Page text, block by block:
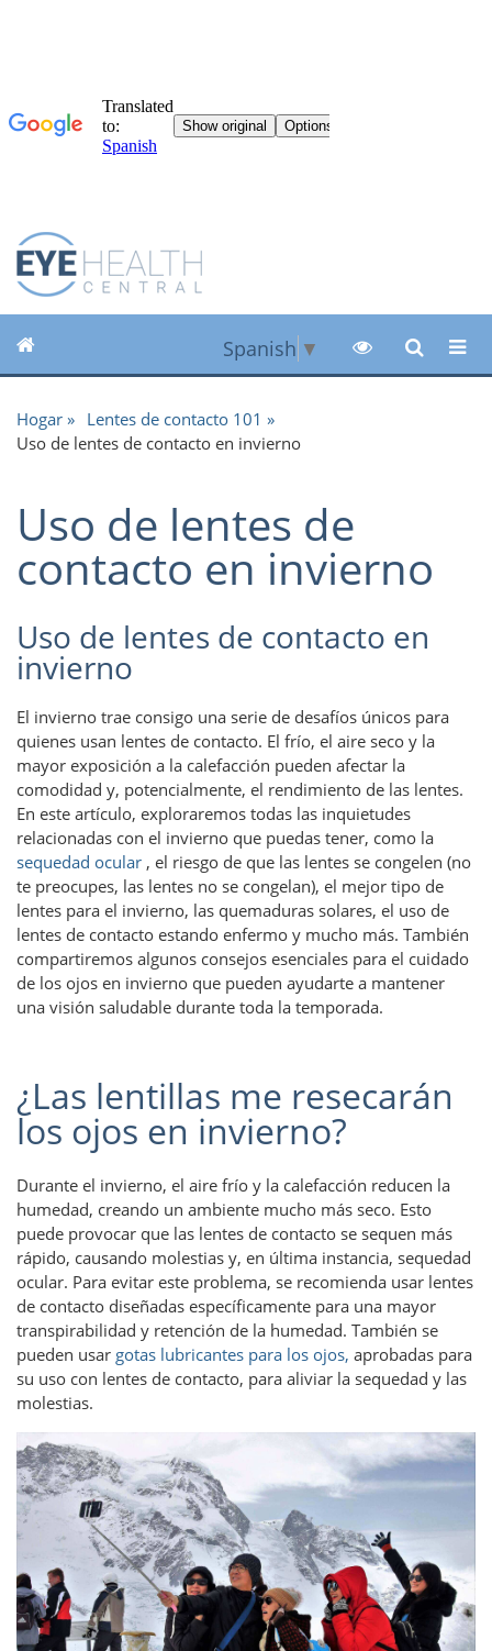
Spanish ▼
Hogar
Lentes de contacto 101
Uso de lentes de contacto en invierno
Uso de lentes de
contacto en invierno
Uso de lentes de contacto en
invierno
El invierno trae consigo una serie de desafíos únicos para
quienes usan lentes de contacto. El frío, el aire seco y la
mayor exposición a la calefacción pueden afectar la
comodidad y, potencialmente, el rendimiento de las lentes.
En este artículo, exploraremos todas las inquietudes
relacionadas con el invierno que puedas tener, como la
sequedad ocular , el riesgo de que las lentes se congelen (no
te preocupes, las lentes no se congelan), el mejor tipo de
lentes para el invierno, las quemaduras solares, el uso de
lentes de contacto estando enfermo y mucho más. También
compartiremos algunos consejos esenciales para el cuidado
de los ojos en invierno que pueden ayudarte a mantener
una visión saludable durante toda la temporada.
¿Las lentillas me resecarán
los ojos en invierno?
Durante el invierno, el aire frío y la calefacción reducen la
humedad, creando un ambiente mucho más seco. Esto
puede provocar que las lentes de contacto se sequen más
rápido, causando molestias y, en última instancia, sequedad
ocular. Para evitar este problema, se recomienda usar lentes
de contacto diseñadas específicamente para una mayor
transpirabilidad y retención de la humedad. También se
pueden usar gotas lubricantes para los ojos, aprobadas para
su uso con lentes de contacto, para aliviar la sequedad y las
molestias.